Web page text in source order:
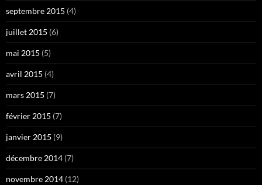
septembre 2015 (4)
juillet 2015 (6)
mai 2015 (5)
avril 2015 (4)
mars 2015 (7)
février 2015 (7)
janvier 2015 (9)
décembre 2014 (7)
novembre 2014 (12)